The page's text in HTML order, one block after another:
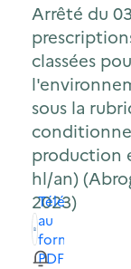
Arrêté du
classées
sous la
production
hl/an)
2023)
Télécharger
au
format
PDF